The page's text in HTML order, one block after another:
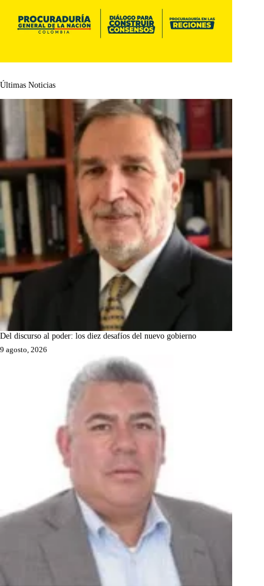
Últimas Noticias
Del discurso al poder: los diez desafíos del nuevo gobierno
9 agosto, 2026